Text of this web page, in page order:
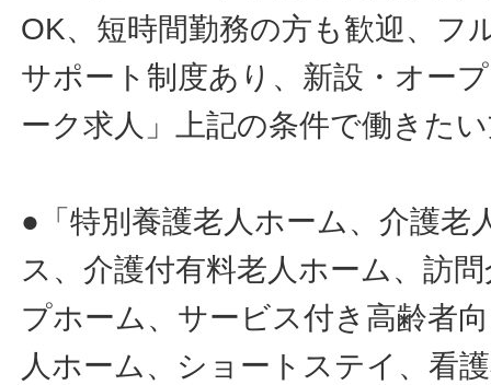
OK、短時間勤務の方も歓迎、フ
サポート制度あり、新設・オー
ーク求人」上記の条件で働きた
●「特別養護老人ホーム、介護老
ス、介護付有料老人ホーム、訪
プホーム、サービス付き高齢者
人ホーム、ショートステイ、看